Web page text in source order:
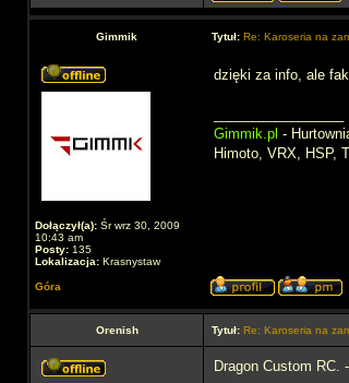
Gimmik Tytuł: Re: Karoseria na
Dołączył(a): Śr wrz 30, 2009
10:43 am
Posty: 135
Lokalizacja: Krasnystaw
dzięki za info, ale
Gimmik.pl -
Himoto, VRX, HSP,
Góra
Orenish Tytuł: Re: Karoseria na
Dragon Custom RC.